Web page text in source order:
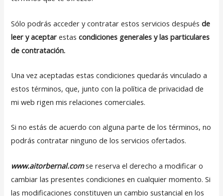
Sólo podrás acceder y contratar estos servicios despuésde
leer y aceptar estascondiciones generales y las particulares
de contratación.
Una vez aceptadas estas condiciones quedarás vinculado a
estos términos, que, junto con la política de privacidad de
mi web rigen mis relaciones comerciales.
Si no estás de acuerdo con alguna parte de los términos, no
podrás contratar ninguno de los servicios ofertados.
www.aitorbernal.comse reserva el derecho a modificar o
cambiar las presentes condiciones en cualquier momento. Si
las modificaciones constituyen un cambio sustancial en los